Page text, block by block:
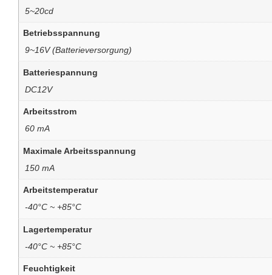
5~20cd
Betriebsspannung
9~16V (Batterieversorgung)
Batteriespannung
DC12V
Arbeitsstrom
60 mA
Maximale Arbeitsspannung
150 mA
Arbeitstemperatur
-40°C ~ +85°C
Lagertemperatur
-40°C ~ +85°C
Feuchtigkeit